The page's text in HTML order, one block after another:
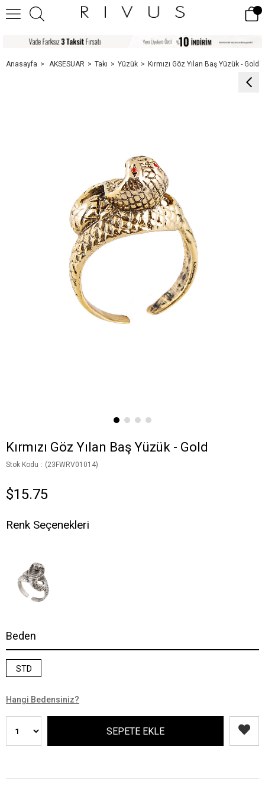
Anasayfa AKSESUAR Takı Yüzük Kırmızı Göz Yılan Baş Yüzük - Gold
Kırmızı Göz Yılan Baş Yüzük - Gold
Stok Kodu (23FWRV01014)
$15.75
Renk Seçenekleri
Beden
STD
Hangi Bedensiniz?